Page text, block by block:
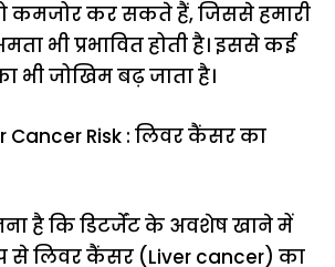
कमजोर कर सकते हैं, जिससे हमारी
भी प्रभावित होती है। इससे कई
भी जोखिम बढ़ जाता है।
Cancer Risk : लिवर कैंसर का
है कि डिटर्जेंट के अवशेष खाने में
से लिवर कैंसर (Liver cancer) का